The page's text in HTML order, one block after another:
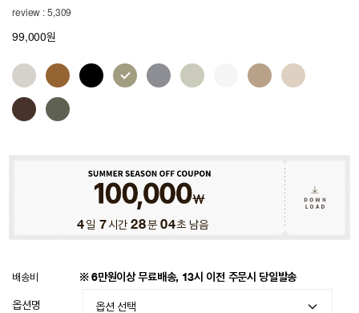
review : 5,309
99,000원
4일 7시간 28분 01초 남음
배송비 ※ 6만원이상 무료배송, 13시 이전 주문시 당일발송
옵션명